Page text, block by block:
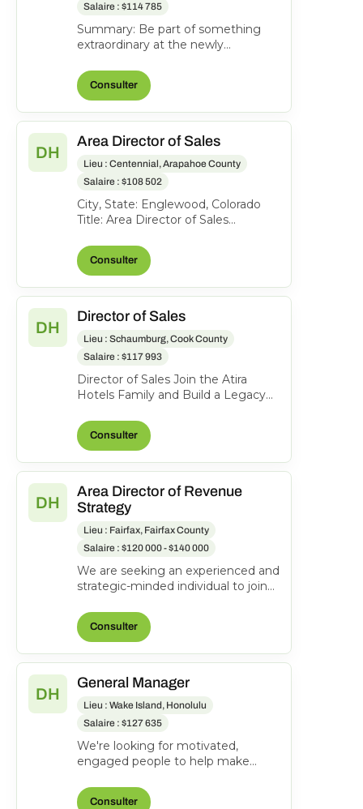
Salaire : $114 785
Summary: Be part of something
extraordinary at the newly
Washington on Capitol Hill-an
iconi...
Consulter
DH
Area Director of Sales
Lieu : Centennial, Arapahoe County
Salaire : $108 502
City, State: Englewood, Colorado
Title: Area Director of Sales
Exempt Status: F ull-time...
Consulter
DH
Director of Sales
Lieu : Schaumburg, Cook County
Salaire : $117 993
Director of Sales Join the Atira
Hotels Family and Build a Legacy
Place Schaumbu...
Consulter
DH
Area Director of Revenue
Strategy
Lieu : Fairfax, Fairfax County
Salaire : $120 000 - $140 000
We are seeking an experienced and
strategic-minded individual to join
Revenue Strateg...
Consulter
DH
General Manager
Lieu : Wake Island, Honolulu
Salaire : $127 635
We're looking for motivated,
engaged people to help make
Manages and directs the operatio...
Consulter